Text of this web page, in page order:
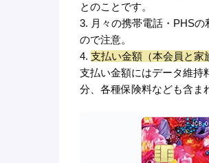
とのことです。
3. 月々の携帯電話・PHS
ので注意。
4. 支払い金額（本会員と家
支払い金額にはデータ維持
分、各種保険料なども含ま